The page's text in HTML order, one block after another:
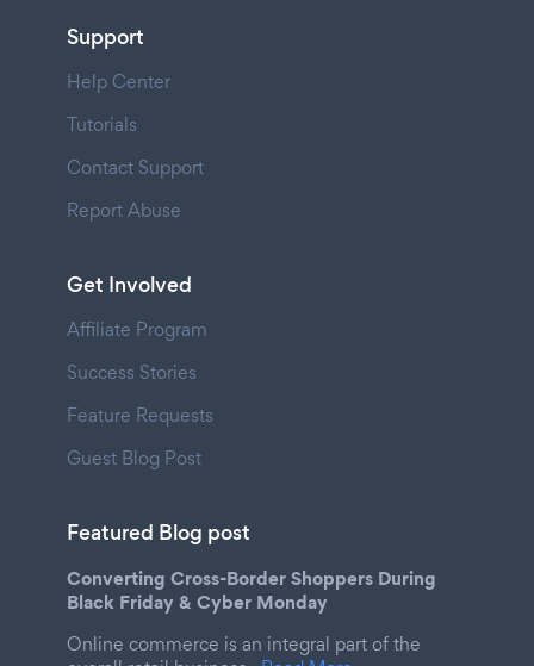
Support
Help Center
Tutorials
Contact Support
Report Abuse
Get Involved
Affiliate Program
Success Stories
Feature Requests
Guest Blog Post
Featured Blog post
Converting Cross-Border Shoppers During
Black Friday & Cyber Monday
Online commerce is an integral part of the